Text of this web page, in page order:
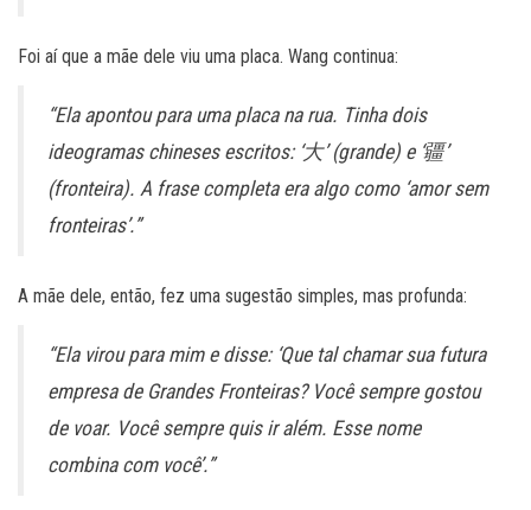
Foi aí que a mãe dele viu uma placa. Wang continua:
“Ela apontou para uma placa na rua. Tinha dois
ideogramas chineses escritos: ‘大’ (grande) e ‘疆’
(fronteira). A frase completa era algo como ‘amor sem
fronteiras’.”
A mãe dele, então, fez uma sugestão simples, mas profunda:
“Ela virou para mim e disse: ‘Que tal chamar sua futura
empresa de Grandes Fronteiras? Você sempre gostou
de voar. Você sempre quis ir além. Esse nome
combina com você’.”